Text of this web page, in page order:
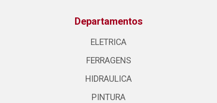
Departamentos
ELETRICA
FERRAGENS
HIDRAULICA
PINTURA